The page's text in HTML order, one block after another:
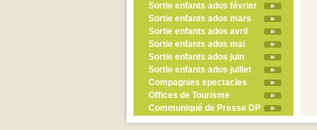
Sortie enfants ados février
Sortie enfants ados mars
Sortie enfants ados avril
Sortie enfants ados mai
Sortie enfants ados juin
Sortie enfants ados juillet
Compagnies spectacles
Offices de Tourisme
Communiqué de Presse DP